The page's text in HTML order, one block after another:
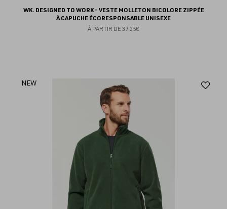
WK. DESIGNED TO WORK - VESTE MOLLETON BICOLORE ZIPPÉE
À CAPUCHE ÉCORESPONSABLE UNISEXE
À PARTIR DE 37.25€
NEW